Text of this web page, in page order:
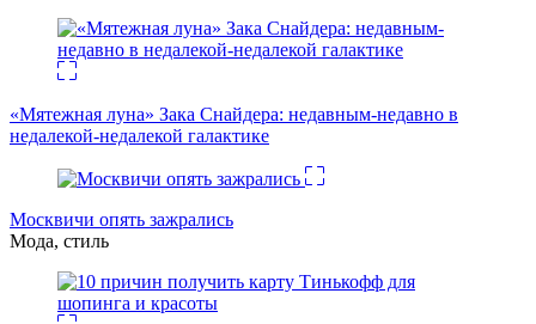
«Мятежная луна» Зака Снайдера: недавным-недавно в
недалекой-недалекой галактике
Москвичи опять зажрались
Мода, стиль